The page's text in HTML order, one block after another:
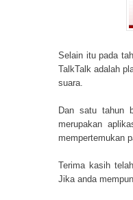
Selain itu pada
TalkTalk adalah
suara.
Dan satu tahun
merupakan
mempertemukan
Terima kasih
Jika anda